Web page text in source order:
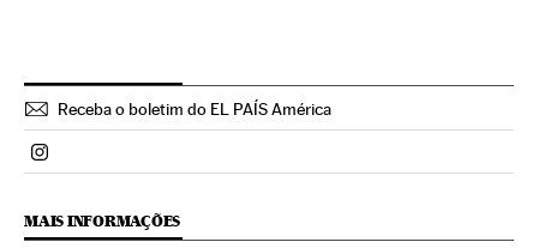
Receba o boletim do EL PAÍS América
Politica El País Brasil en Instagram
MAIS INFORMAÇÕES